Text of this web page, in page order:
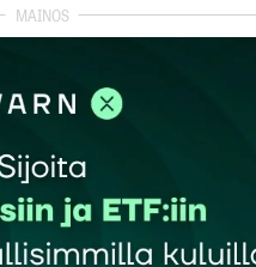
omassa sisäisessä
sisään rekisteröityä